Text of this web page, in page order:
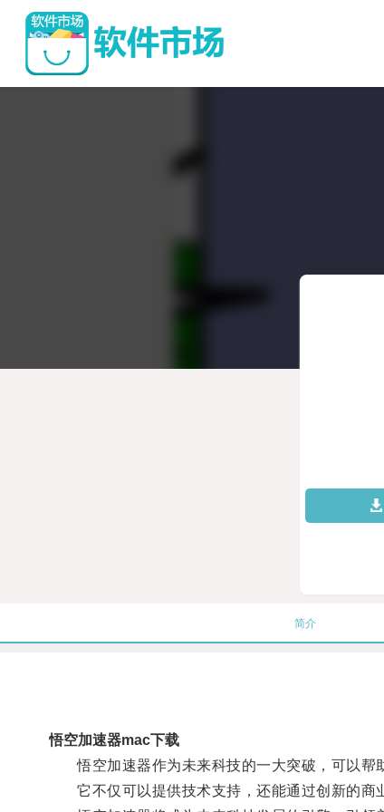
简介
悟空加速器mac下载
悟空加速器作为未来科技的一大突破，可以帮
它不仅可以提供技术支持，还能通过创新的商